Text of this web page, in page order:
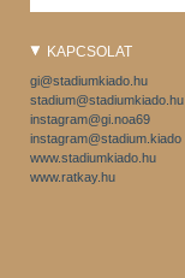
KAPCSOLAT
gi@stadiumkiado.hu
stadium@stadiumkiado.hu
instagram@gi.noa69
instagram@stadium.kiado
www.stadiumkiado.hu
www.ratkay.hu